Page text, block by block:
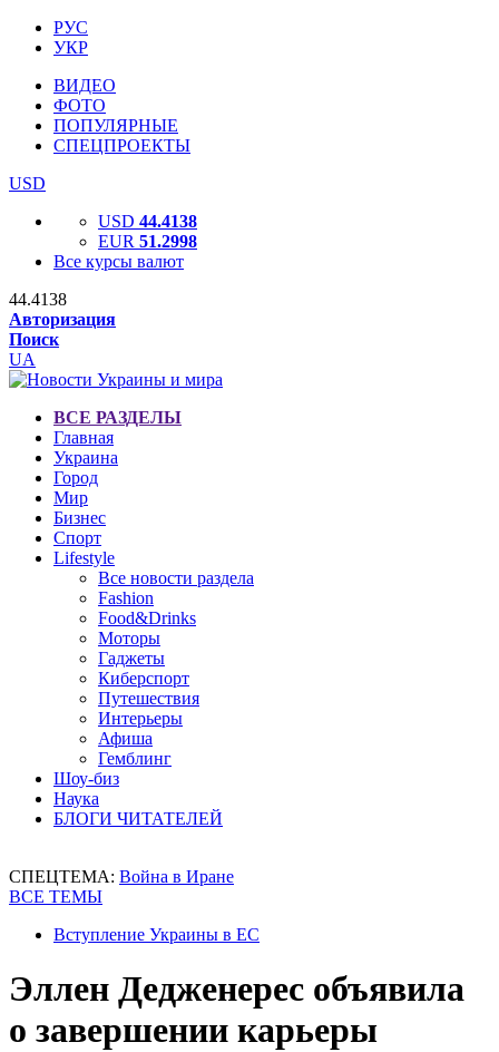
РУС
УКР
ВИДЕО
ФОТО
ПОПУЛЯРНЫЕ
СПЕЦПРОЕКТЫ
USD
USD 44.4138
EUR 51.2998
Все курсы валют
44.4138
Авторизация
Поиск
UA
ВСЕ РАЗДЕЛЫ
Главная
Украина
Город
Мир
Бизнес
Спорт
Lifestyle
Все новости раздела
Fashion
Food&Drinks
Моторы
Гаджеты
Киберспорт
Путешествия
Интерьеры
Афиша
Гемблинг
Шоу-биз
Наука
БЛОГИ ЧИТАТЕЛЕЙ
СПЕЦТЕМА: Война в Иране
ВСЕ ТЕМЫ
Вступление Украины в ЕС
Эллен Дедженерес объявила
о завершении карьеры